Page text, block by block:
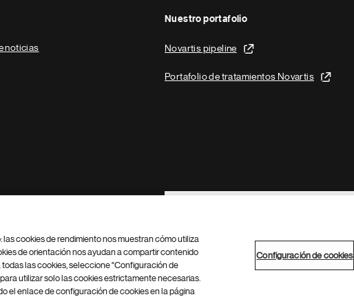
noticias
Nuestro portafolio
Novartis pipeline
Portafolio de tratamientos Novartis
Footer Site Search
Configuración de cookies Mapa del sitio
cookies de rendimiento nos muestran cómo utiliza
de orientación nos ayudan a compartir contenido
las cookies, seleccione "Configuración de
utilizar solo las cookies estrictamente necesarias.
el enlace de configuración de cookies en la página
Configuración de cookies